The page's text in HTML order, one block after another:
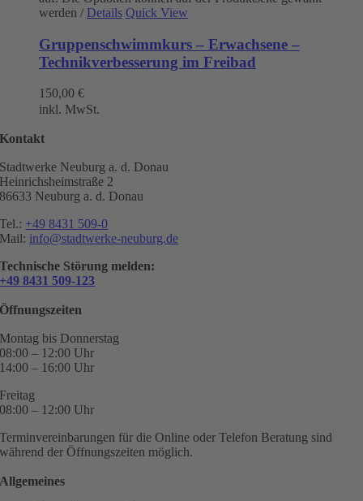
werden / Details Quick View
Gruppenschwimmkurs – Erwachsene –
Technikverbesserung im Freibad
150,00 €
inkl. MwSt.
Kontakt
Stadtwerke Neuburg a. d. Donau
Heinrichsheimstraße 2
86633 Neuburg a. d. Donau
Tel.: +49 8431 509-0
Mail: info@stadtwerke-neuburg.de
Technische Störung melden:
+49 8431 509-123
Öffnungszeiten
Montag bis Donnerstag
08:00 – 12:00 Uhr
14:00 – 16:00 Uhr
Freitag
08:00 – 12:00 Uhr
Terminvereinbarungen für die Online oder Telefon Beratung sind
während der Öffnungszeiten möglich.
Allgemeines